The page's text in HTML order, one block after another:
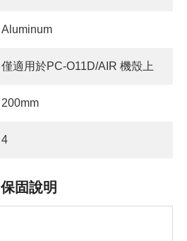
Aluminum
僅適用於PC-O11D/AIR 機殼上
200mm
4
保固說明